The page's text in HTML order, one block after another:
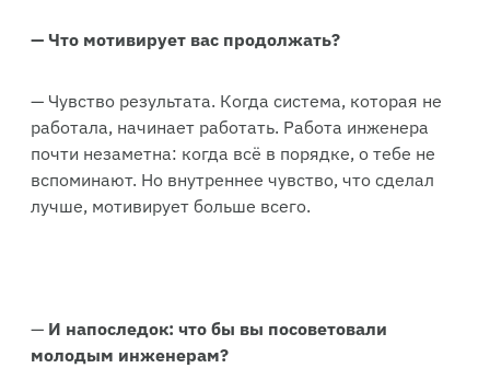
—Что мотивирует вас продолжать?
— Чувство результата. Когда система, которая не
работала, начинает работать. Работа инженера
почти незаметна: когда всё в порядке, о тебе не
вспоминают. Но внутреннее чувство, что сделал
лучше, мотивирует больше всего.
— И напоследок: что бы вы посоветовали
молодым инженерам?